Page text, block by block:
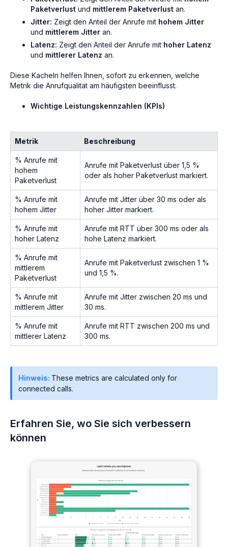
Paketverlust und mittlerem Paketverlust an.
Jitter: Zeigt den Anteil der Anrufe mit hohem Jitter
und mittlerem Jitter an.
Latenz: Zeigt den Anteil der Anrufe mit hoher Latenz
und mittlerer Latenz an.
Diese Kacheln helfen Ihnen, sofort zu erkennen, welche
Metrik die Anrufqualität am häufigsten beeinflusst.
Wichtige Leistungskennzahlen (KPIs)
Metrik Beschreibung
% Anrufe mit
hohem
Paketverlust
Anrufe mit Paketverlust über 1,5 %
oder als hoher Paketverlust markiert.
% Anrufe mit
hohem Jitter
Anrufe mit Jitter über 30 ms oder als
hoher Jitter markiert.
% Anrufe mit
hoher Latenz
Anrufe mit RTT über 300 ms oder als
hohe Latenz markiert.
% Anrufe mit
mittlerem
Paketverlust
Anrufe mit Paketverlust zwischen 1 %
und 1,5 %.
% Anrufe mit
mittlerem Jitter
Anrufe mit Jitter zwischen 20 ms und
30 ms.
% Anrufe mit
mittlerer Latenz
Anrufe mit RTT zwischen 200 ms und
300 ms.
Hinweis: These metrics are calculated only for
connected calls.
Erfahren Sie, wo Sie sich verbessern
können